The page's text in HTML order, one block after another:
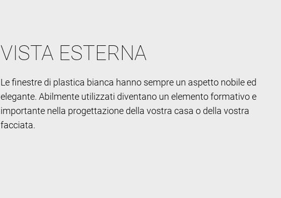
VISTA ESTERNA
Le finestre di plastica bianca hanno sempre un aspetto nobile ed
elegante. Abilmente utilizzati diventano un elemento formativo e
importante nella progettazione della vostra casa o della vostra
facciata.